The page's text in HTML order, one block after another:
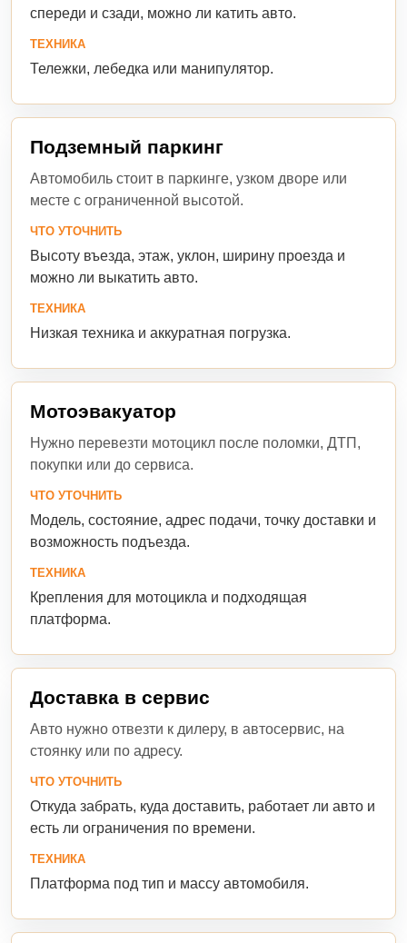
спереди и сзади, можно ли катить авто.
ТЕХНИКА
Тележки, лебедка или манипулятор.
Подземный паркинг
Автомобиль стоит в паркинге, узком дворе или
месте с ограниченной высотой.
ЧТО УТОЧНИТЬ
Высоту въезда, этаж, уклон, ширину проезда и
можно ли выкатить авто.
ТЕХНИКА
Низкая техника и аккуратная погрузка.
Мотоэвакуатор
Нужно перевезти мотоцикл после поломки, ДТП,
покупки или до сервиса.
ЧТО УТОЧНИТЬ
Модель, состояние, адрес подачи, точку доставки и
возможность подъезда.
ТЕХНИКА
Крепления для мотоцикла и подходящая
платформа.
Доставка в сервис
Авто нужно отвезти к дилеру, в автосервис, на
стоянку или по адресу.
ЧТО УТОЧНИТЬ
Откуда забрать, куда доставить, работает ли авто и
есть ли ограничения по времени.
ТЕХНИКА
Платформа под тип и массу автомобиля.